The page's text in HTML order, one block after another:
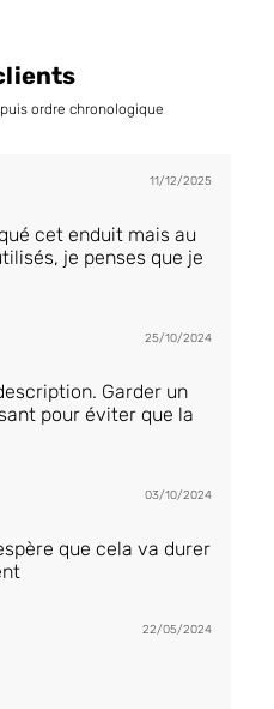
ordre chronologique
11/12/2025
cet enduit mais au
je penses que je
25/10/2024
Garder un
pour éviter que la
03/10/2024
que cela va durer
22/05/2024